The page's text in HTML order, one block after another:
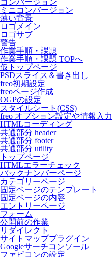
コンバージョン
ミニコンバージョン
薄い背景
ロゴメイン
ロゴサブ
警告
作業手順・課題
作業手順・課題 TOPへ
仮トップページ
PSDスライス＆書き出し
freo初期設定
freoページ作成
OGPの設定
スタイルシート(CSS)
freo オプション設定や情報入力
HTMLコーディング
共通部分 header
共通部分 footer
共通部分 utility
トップページ
HTMLエラーチェック
バックナンバーページ
カテゴリーページ
固定ページのテンプレート
固定ページの内容
エントリーページ
フォーム
公開前の作業
リダイレクト
サイトマッププラグイン
Googleサーチコンソール
ファビコンの設定